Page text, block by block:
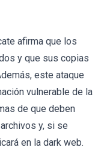
afirma que los
y que sus copias
este ataque
vulnerable de la
de que deben
y, si se
en la dark web.